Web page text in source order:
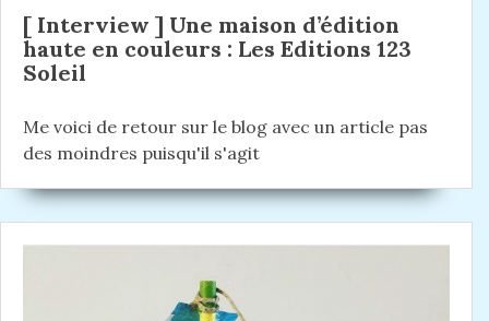
e
l
a
r
t
i
[ Interview ] Une maison d’édition
haute en couleurs : Les Editions 123
Soleil
Me voici de retour sur le blog avec un article pas
des moindres puisqu'il s'agit